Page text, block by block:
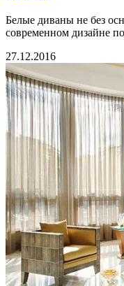
Белые диваны не без
современном дизайне
27.12.2016